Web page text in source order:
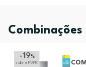
-19%
sobre PVPR